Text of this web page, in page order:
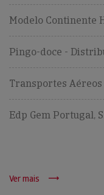
Modelo Continente
Pingo-doce -
Transportes Aéreos
Edp Gem Portugal,
Ver mais